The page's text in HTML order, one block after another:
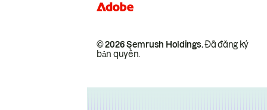
© 2026 Semrush Holdings.Đã đăng ký
bản quyền.